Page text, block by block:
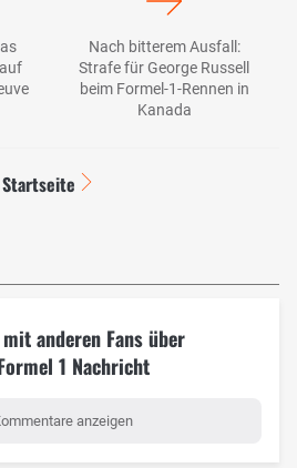
Nach bitterem Ausfall:
Strafe für George Russell
beim Formel-1-Rennen in
Kanada
Startseite
anderen Fans über
1 Nachricht
anzeigen